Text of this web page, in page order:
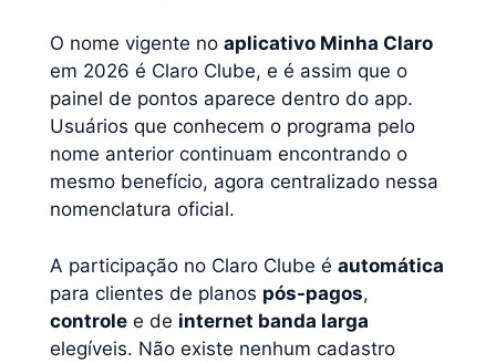
O nome vigente no aplicativo Minha Claro
em 2026 é Claro Clube, e é assim que o
painel de pontos aparece dentro do app.
Usuários que conhecem o programa pelo
nome anterior continuam encontrando o
mesmo benefício, agora centralizado nessa
nomenclatura oficial.
A participação no Claro Clube é automática
para clientes de planos pós-pagos,
controle e de internet banda larga
elegíveis. Não existe nenhum cadastro